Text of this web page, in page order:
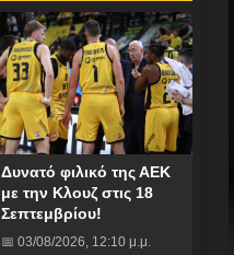
Δυνατό φιλικό της ΑΕΚ
με την Κλουζ στις 18
Σεπτεμβρίου!
📅 03/08/2026, 12:10 μ.μ.